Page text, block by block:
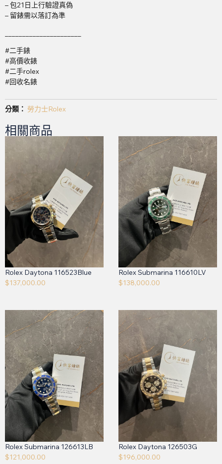
– 包21日上行驗證真偽
– 留錶需以落訂為準
#二手錶
#高價收錶
#二手rolex
#回收名錶
分類： 勞力士Rolex
相關商品
Rolex Daytona 116523Blue
$137,000.00
Rolex Submarina 116610LV
$138,000.00
Rolex Submarina 126613LB
$121,000.00
Rolex Daytona 126503G
$196,000.00